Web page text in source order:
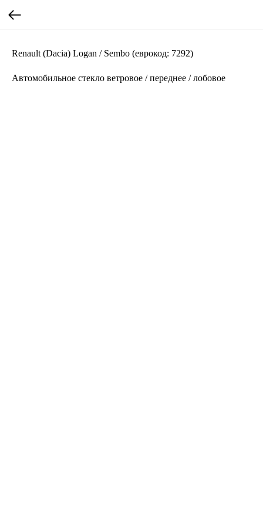
Renault (Dacia) Logan / Sembo (еврокод: 7292)
Автомобильное стекло ветровое / переднее / лобовое